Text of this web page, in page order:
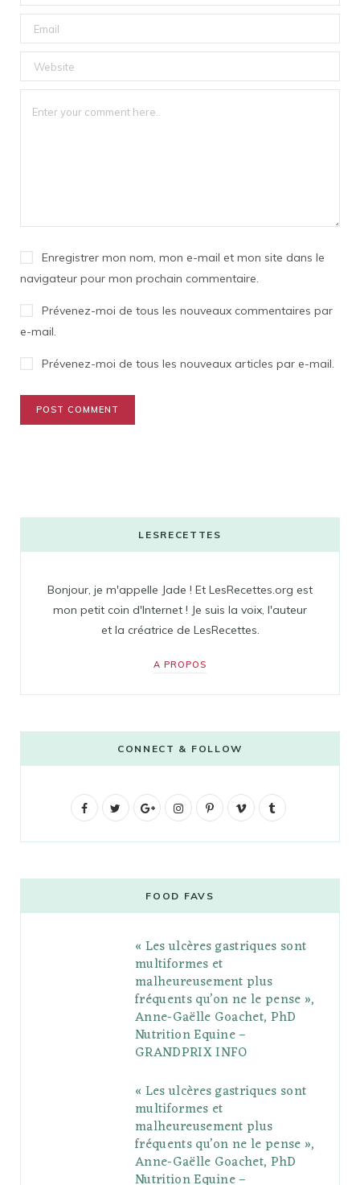
Enregistrer mon nom, mon e-mail et mon site dans le
navigateur pour mon prochain commentaire.
Prévenez-moi de tous les nouveaux commentaires par
e-mail.
Prévenez-moi de tous les nouveaux articles par e-mail.
LESRECETTES
Bonjour, je m'appelle Jade ! Et LesRecettes.org est
mon petit coin d'Internet ! Je suis la voix, l'auteur
et la créatrice de LesRecettes.
A PROPOS
CONNECT & FOLLOW
F
b
t
G
g
l
e
P
l
s
I
t
a
g
r
a
m
P
e
r
e
s
V
o
l
r
FOOD FAVS
« Les ulcères gastriques sont
multiformes et
malheureusement plus
fréquents qu’on ne le pense »,
Anne-Gaëlle Goachet, PhD
Nutrition Equine –
GRANDPRIX INFO
« Les ulcères gastriques sont
multiformes et
malheureusement plus
fréquents qu’on ne le pense »,
Anne-Gaëlle Goachet, PhD
Nutrition Equine –